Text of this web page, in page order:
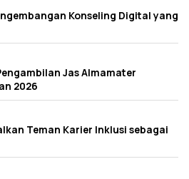
Konseling Digital yang
Jas Almamater
2026
Teman Karier Inklusi sebagai